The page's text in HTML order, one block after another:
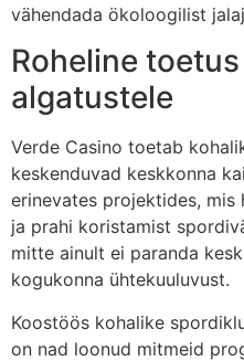
vähendada ökoloogilist
Roheline
algatustele
Verde Casino toetab
keskenduvad keskkonna
erinevates projektides,
ja prahi koristamist
mitte ainult ei paranda
kogukonna ühtekuuluvust.
Koostöös kohalike
on nad loonud mitmeid